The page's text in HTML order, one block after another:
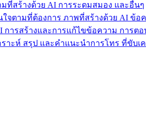
ที่สร้างด้วย AI การระดมสมอง และอื่นๆ
ใจตามที่ต้องการ ภาพที่สร้างด้วย AI ข้อ
การสร้างและการแก้ไขข้อความ การ
ราะห์ สรุป และคำแนะนำการโทร ที่ขับเ